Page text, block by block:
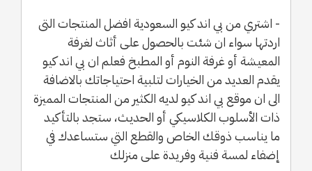
- اشتري من بي اند كيو السعودية افضل المنتجات التى
اردتها سواء ان شئت بالحصول على أثاث لغرفة
المعيشة أو غرفة النوم أو المطبخ فعلم ان بي اند كيو
يقدم العديد من الخيارات لتلبية احتياجاتك بالاضافة
الى ان موقع بي اند كيو لديه الكثير من المنتجات المميزة
ذات الأسلوب الكلاسيكي أو الحديث، ستجد بالتأكيد
ما يناسب ذوقك الخاص والقطع التي ستساعدك في
إضفاء لمسة فنية وفريدة على منزلك